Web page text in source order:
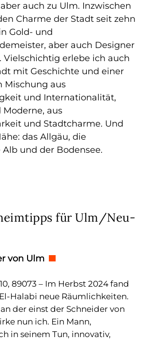
auch zu Ulm. Inzwischen
Charme der Stadt seit zehn
Gold- und
aber auch Designer
Vielschichtig erlebe ich auch
mit Geschichte und einer
Mischung aus
und Internationalität,
aus
und Stadtcharme. Und
das Allgäu, die
Alb und der Bodensee.
für Ulm/Neu-
von Ulm
89073 – Im Herbst 2024 fand
Halabi neue Räumlichkeiten.
der einst der Schneider von
nun ich. Ein Mann,
in seinem Tun, innovativ,